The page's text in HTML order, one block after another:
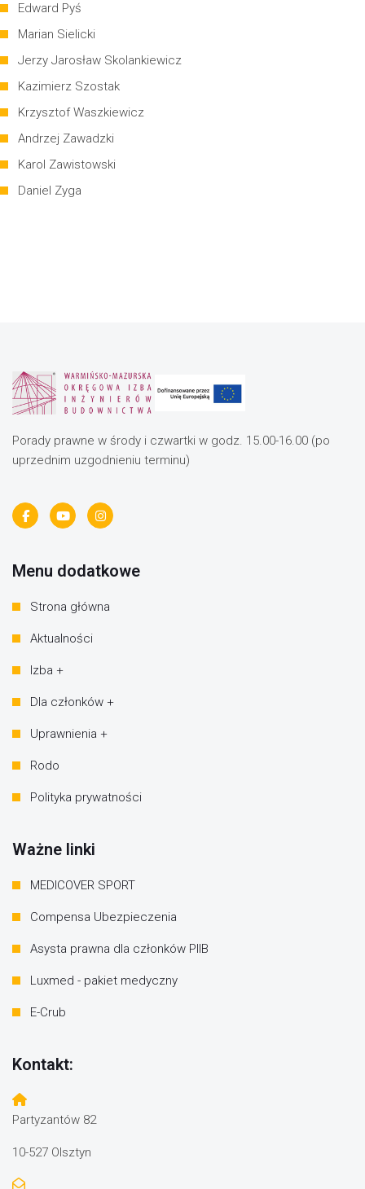
Edward Pyś
Marian Sielicki
Jerzy Jarosław Skolankiewicz
Kazimierz Szostak
Krzysztof Waszkiewicz
Andrzej Zawadzki
Karol Zawistowski
Daniel Zyga
Porady prawne w środy i czwartki w godz. 15.00-16.00 (po
uprzednim uzgodnieniu terminu)
Menu dodatkowe
Strona główna
Aktualności
Izba +
Dla członków +
Uprawnienia +
Rodo
Polityka prywatności
Ważne linki
MEDICOVER SPORT
Compensa Ubezpieczenia
Asysta prawna dla członków PIIB
Luxmed - pakiet medyczny
E-Crub
Kontakt:
Partyzantów 82
10-527 Olsztyn